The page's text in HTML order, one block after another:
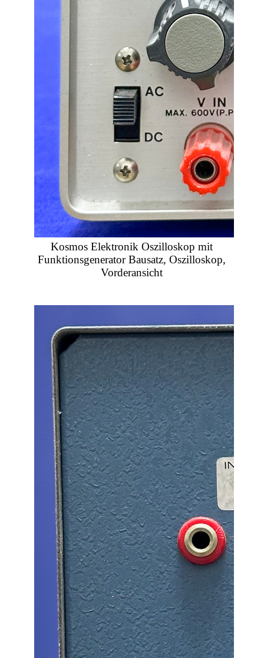
Kosmos Elektronik Oszilloskop mit
Funktionsgenerator Bausatz, Oszilloskop,
Vorderansicht